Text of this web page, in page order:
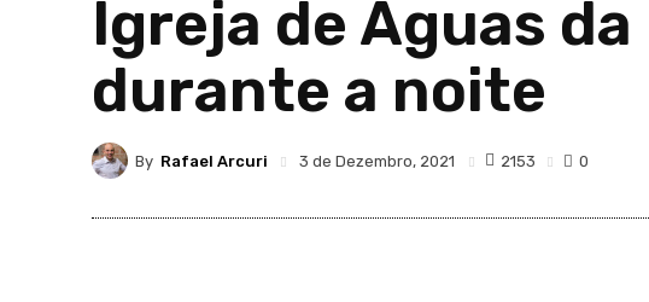
Igreja de Águas
durante a noite
By Rafael Arcuri 3 de Dezembro, 2021 2153 0